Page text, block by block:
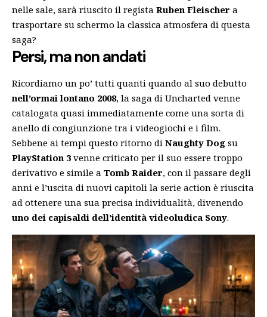
nelle sale, sarà riuscito il regista Ruben Fleischer a
trasportare su schermo la classica atmosfera di questa
saga?
Persi, ma non andati
Ricordiamo un po’ tutti quanti quando al suo debutto
nell’ormai lontano 2008, la saga di Uncharted venne
catalogata quasi immediatamente come una sorta di
anello di congiunzione tra i videogiochi e i film.
Sebbene ai tempi questo ritorno di Naughty Dog su
PlayStation 3 venne criticato per il suo essere troppo
derivativo e simile a Tomb Raider, con il passare degli
anni e l’uscita di nuovi capitoli la serie action è riuscita
ad ottenere una sua precisa individualità, divenendo
uno dei capisaldi dell’identità videoludica Sony.